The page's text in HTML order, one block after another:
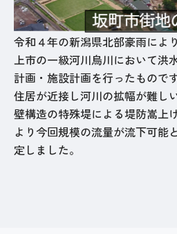
令和４年の新潟県北部豪雨によ
上市の一級河川烏川において洪
計画・施設計画を行ったものです
住居が近接し河川の拡幅が難し
壁構造の特殊堤による堤防嵩上
より今回規模の流量が流下可能
定しました。